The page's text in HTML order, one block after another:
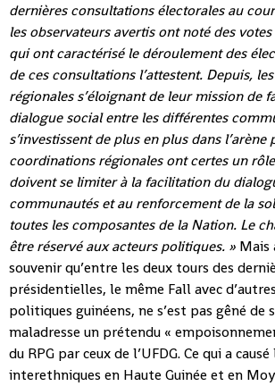
dernières consultations électorales au
les observateurs avertis ont noté des
qui ont caractérisé le déroulement des
de ces consultations l’attestent. Depuis,
régionales s’éloignant de leur mission de
dialogue social entre les différentes
s’investissent de plus en plus dans
coordinations régionales ont certes un
doivent se limiter à la facilitation du
communautés et au renforcement de la
toutes les composantes de la Nation. Le
être réservé aux acteurs politiques. » Mais
souvenir qu’entre les deux tours des
présidentielles, le même Fall avec
politiques guinéens, ne s’est pas gêné de
maladresse un prétendu «
du RPG par ceux de l’UFDG. Ce qui a
interethniques en Haute Guinée et en